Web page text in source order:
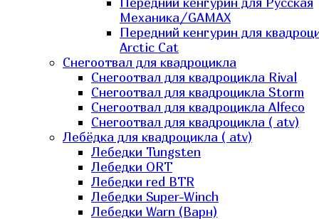
Механика/GAMAX
Передний кенгурин для
Arctic Cat
Снегоотвал для квадроцикла
Снегоотвал для квадроцикла Rival
Снегоотвал для квадроцикла Storm
Снегоотвал для квадроцикла Alfeco
Снегоотвал для квадроцикла ( atv)
Лебёдка для квадроцикла ( atv)
Лебедки Tungsten
Лебедки ORT
Лебедки red BTR
Лебедки Super-Winch
Лебедки Warn (Варн)